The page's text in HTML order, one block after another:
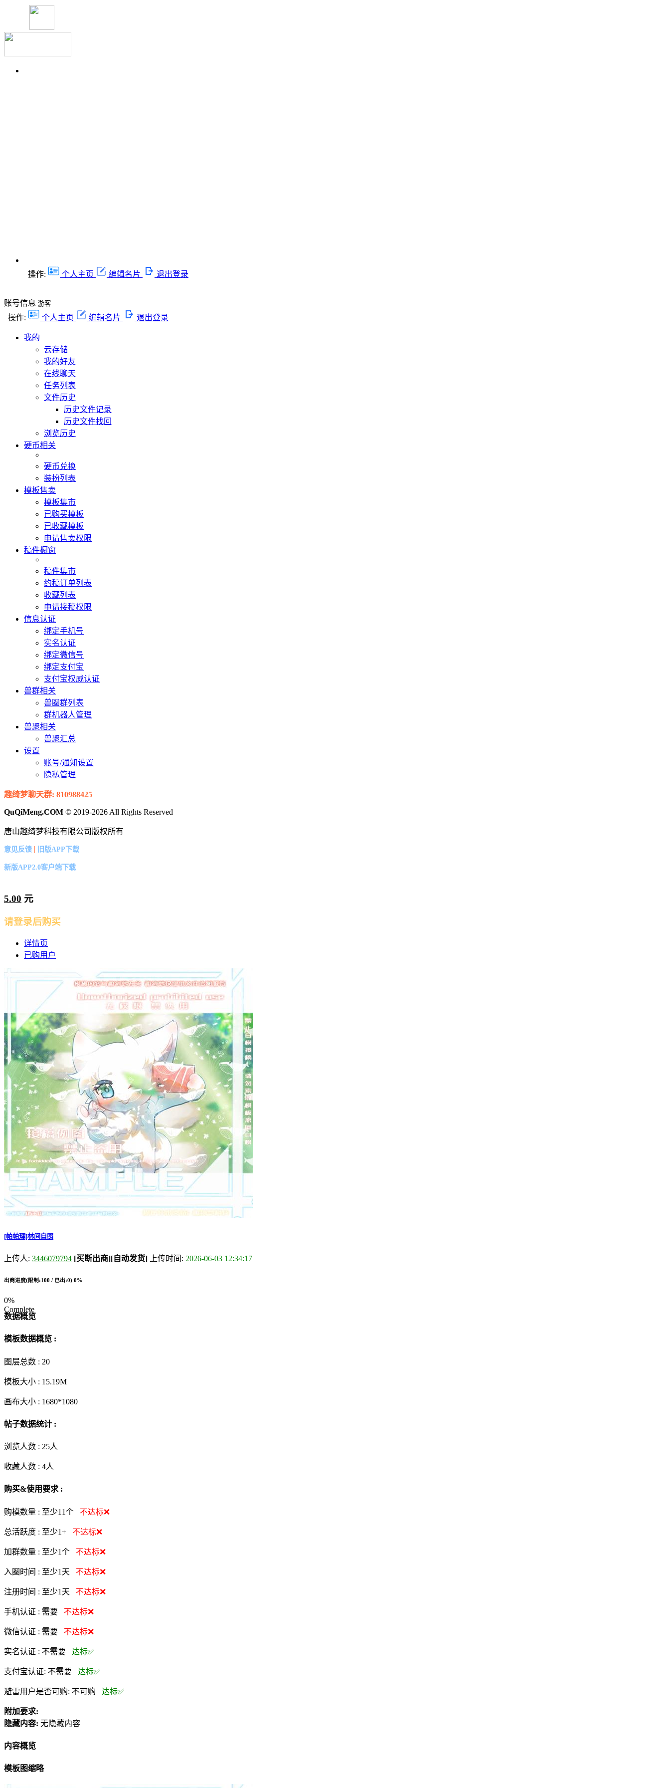
操作: 个人主页 编辑名片 退出登录
账号信息 游客
操作: 个人主页 编辑名片 退出登录
我的
云存储
我的好友
在线聊天
任务列表
文件历史
历史文件记录
历史文件找回
浏览历史
硬币相关
硬币兑换
装扮列表
模板售卖
模板集市
已购买模板
已收藏模板
申请售卖权限
稿件橱窗
稿件集市
约稿订单列表
收藏列表
申请接稿权限
信息认证
绑定手机号
实名认证
绑定微信号
绑定支付宝
支付宝权威认证
兽群相关
兽圈群列表
群机器人管理
兽聚相关
兽聚汇总
设置
账号/通知设置
隐私管理
趣绮梦聊天群: 810988425
QuQiMeng.COM © 2019-2026 All Rights Reserved
唐山趣绮梦科技有限公司版权所有
意见反馈 | 旧版APP下载
新版APP2.0客户端下载
5.00 元
请登录后购买
详情页
已购用户
[帕帕理]林间自照
上传人: 3446079794 [买断出商][自动发货] 上传时间: 2026-06-03 12:34:17
出商进度(限制:100 / 已出:0) 0%
0%
Complete
数据概览
模板数据概览 :
图层总数 : 20
模板大小 : 15.19M
画布大小 : 1680*1080
帖子数据统计 :
浏览人数 : 25人
收藏人数 : 4人
购买&使用要求 :
购模数量 : 至少11个 不达标❌
总活跃度 : 至少1+ 不达标❌
加群数量 : 至少1个 不达标❌
入圈时间 : 至少1天 不达标❌
注册时间 : 至少1天 不达标❌
手机认证 : 需要 不达标❌
微信认证 : 需要 不达标❌
实名认证 : 不需要 达标✅
支付宝认证: 不需要 达标✅
避雷用户是否可购: 不可购 达标✅
附加要求:
隐藏内容: 无隐藏内容
内容概览
模板图缩略